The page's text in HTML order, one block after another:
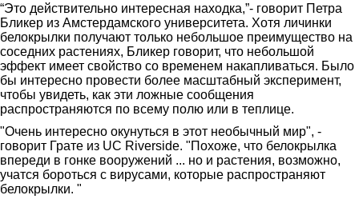
“Это действительно интересная находка,”- говорит Петра
Бликер из Амстердамского университета. Хотя личинки
белокрылки получают только небольшое преимущество на
соседних растениях, Бликер говорит, что небольшой
эффект имеет свойство со временем накапливаться. Было
бы интересно провести более масштабный эксперимент,
чтобы увидеть, как эти ложные сообщения
распространяются по всему полю или в теплице.
"Очень интересно окунуться в этот необычный мир", -
говорит Грате из UC Riverside. "Похоже, что белокрылка
впереди в гонке вооружений ... но и растения, возможно,
учатся бороться с вирусами, которые распространяют
белокрылки. "